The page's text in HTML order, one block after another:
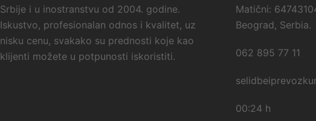
Srbije i u inostranstvu od 2004. godine.
Iskustvo, profesionalan odnos i kvalitet, uz
nisku cenu, svakako su prednosti koje kao
klijenti možete u potpunosti iskoristiti.
Matični:
Beograd, Serbia.
062 895 77 11
00:24 h